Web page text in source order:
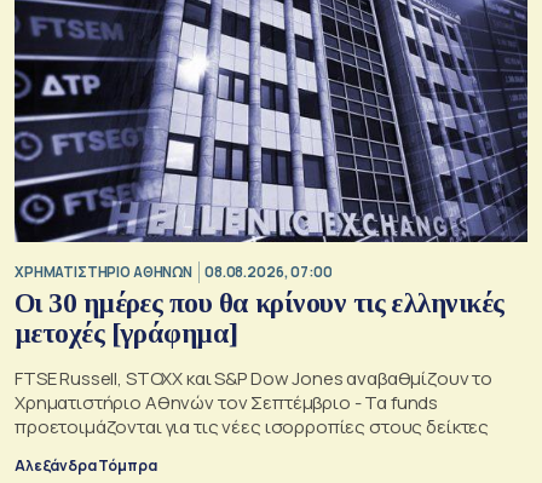
XΡΗΜΑΤΙΣΤΗΡΙΟ ΑΘΗΝΩΝ 08.08.2026, 07:00
Οι 30 ημέρες που θα κρίνουν τις ελληνικές
μετοχές [γράφημα]
FTSE Russell, STOXX και S&P Dow Jones αναβαθμίζουν το
Χρηματιστήριο Αθηνών τον Σεπτέμβριο - Τα funds
προετοιμάζονται για τις νέες ισορροπίες στους δείκτες
Αλεξάνδρα Τόμπρα